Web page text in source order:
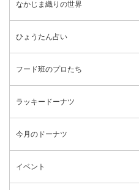
なかじま織りの世界
ひょうたん占い
フード班のプロたち
ラッキードーナツ
今月のドーナツ
イベント